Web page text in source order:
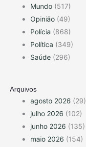
Mundo (517)
Opinião (49)
Polícia (868)
Política (349)
Saúde (296)
Arquivos
agosto 2026 (29)
julho 2026 (102)
junho 2026 (135)
maio 2026 (154)